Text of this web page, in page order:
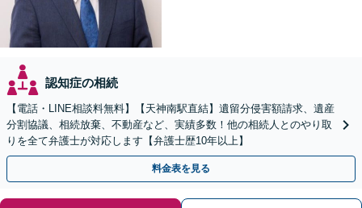
認知症の相続
【電話・LINE相談料無料】【天神南駅直結】遺留分侵害額請求、遺産
分割協議、相続放棄、不動産など、実績多数！他の相続人とのやり取
りを全て弁護士が対応します【弁護士歴10年以上】
料金表を見る